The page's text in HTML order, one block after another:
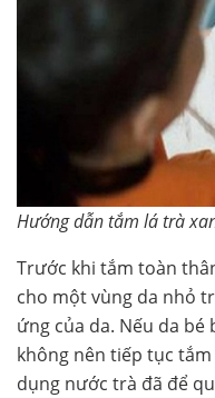
Hướng dẫn tắm lá trà
Trước khi tắm toàn
cho một vùng da nhỏ
ứng của da. Nếu da
không nên tiếp tục
dụng nước trà đã để